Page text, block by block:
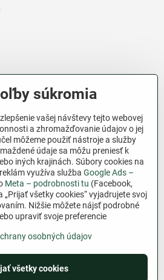
bez dotácií​. Fungujeme len
ktorí veria v poctivú prácu a
nákup na Jutro​.sk nám pomáha
čo má zmysel – pomáhať
a srdcom​.
2026Copyright
Zásady ochrany osobných údajov
súkromia
vašej návštevy tejto webovej
a zhromažďovanie údajov o jej
môžeme použiť nástroje a služby
údaje sa môžu preniesť k
iných krajinách. Súbory cookies na
využíva služba Google Ads –
Meta – podrobnosti tu (Facebook,
všetky cookies“ vyjadrujete svoj
Nižšie môžete nájsť podrobné
upraviť svoje preferencie
osobných údajov
všetky cookies